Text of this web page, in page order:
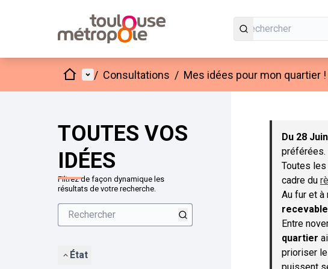
AccueilMenu principal
/ Consultations / Mes idées pour mon quartier !
TOUTES VOS
IDÉES
Filtrez de façon dynamique les
résultats de votre recherche.
État
Passer la carte
Du 28
préférées.
Toutes
cadre du
Au fur et
recevable
Entre
quartier
prioriser